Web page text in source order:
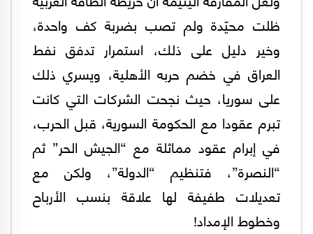
ظلت محيّدة ولم تصب بضربة كف واحدة،
وخير دليل على ذلك، استمرار تدفق نفط
العراق في خضم حربه الأهلية، ويسري ذلك
على سوريا، حيث نجحت الشركات التي كانت
تبرم عقودا مع الحكومة السورية، قبل الحرب،
في إبرام عقود مماثلة مع “الجيش الحر” ثم
“النصرة”، فتنظيم “الدولة”، ولكن مع
تعديلات طفيفة لها علاقة بنسب الأرباح
وخطوط الإمداد!